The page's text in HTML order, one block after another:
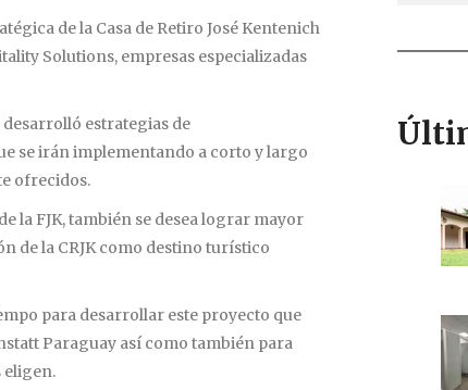
de la Casa de Retiro José Kentenich
Solutions, empresas especializadas
estrategias de
se irán implementando a corto y largo
ofrecidos.
la FJK, también se desea lograr mayor
de la CRJK como destino turístico
para desarrollar este proyecto que
Paraguay así como también para
eligen.